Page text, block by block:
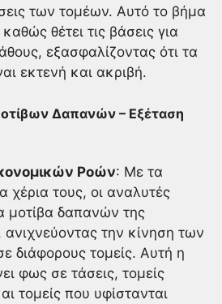
των τομέων. Αυτό το βήμα
θέτει τις βάσεις για
εξασφαλίζοντας ότι τα
εκτενή και ακριβή.
Δαπανών – Εξέταση
Ροών: Με τα
χέρια τους, οι αναλυτές
μοτίβα δαπανών της
την κίνηση των
διάφορους τομείς. Αυτή η
φως σε τάσεις, τομείς
τομείς που υφίστανται